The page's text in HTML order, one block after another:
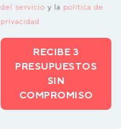
del servicio y la política de
privacidad
RECIBE 3
PRESUPUESTOS
SIN
COMPROMISO